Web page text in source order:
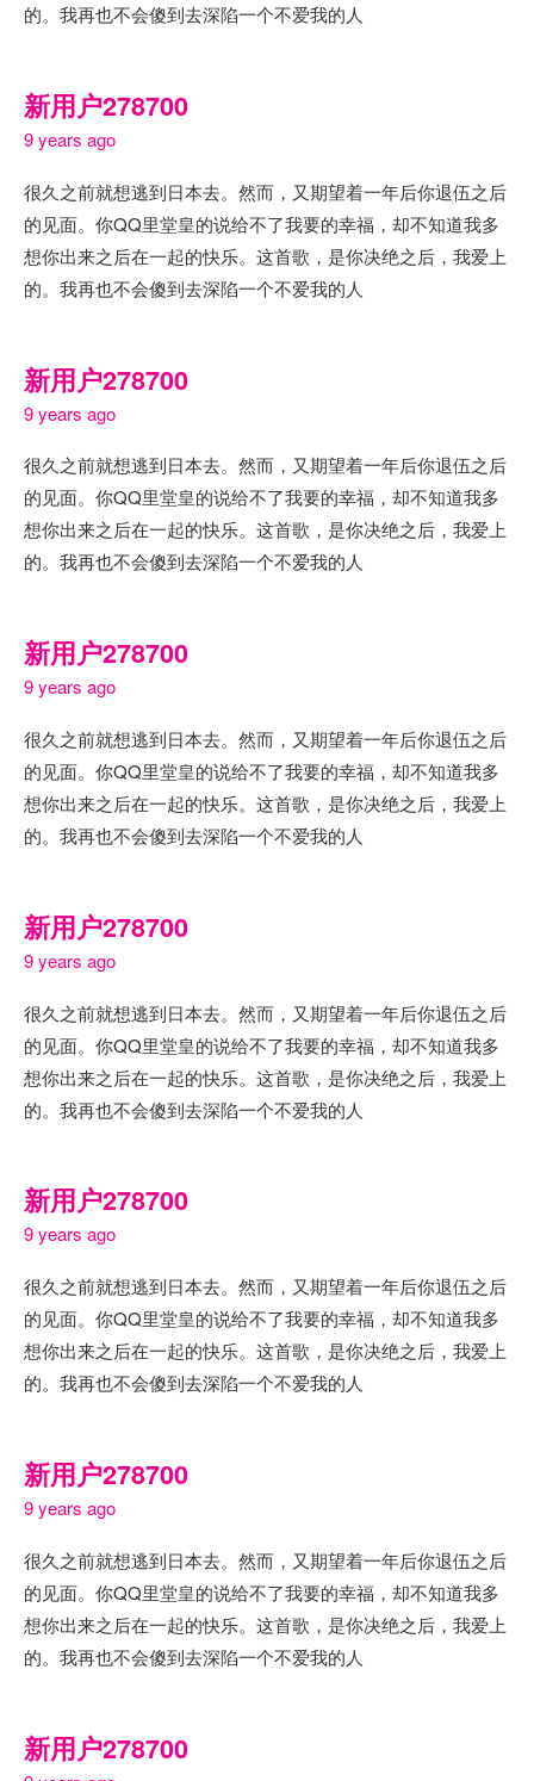
的。我再也不会傻到去深陷一个不爱我的人
新用户278700
9 years ago
很久之前就想逃到日本去。然而，又期望着一年后你退伍之后
的见面。你QQ里堂皇的说给不了我要的幸福，却不知道我多
想你出来之后在一起的快乐。这首歌，是你决绝之后，我爱上
的。我再也不会傻到去深陷一个不爱我的人
新用户278700
9 years ago
很久之前就想逃到日本去。然而，又期望着一年后你退伍之后
的见面。你QQ里堂皇的说给不了我要的幸福，却不知道我多
想你出来之后在一起的快乐。这首歌，是你决绝之后，我爱上
的。我再也不会傻到去深陷一个不爱我的人
新用户278700
9 years ago
很久之前就想逃到日本去。然而，又期望着一年后你退伍之后
的见面。你QQ里堂皇的说给不了我要的幸福，却不知道我多
想你出来之后在一起的快乐。这首歌，是你决绝之后，我爱上
的。我再也不会傻到去深陷一个不爱我的人
新用户278700
9 years ago
很久之前就想逃到日本去。然而，又期望着一年后你退伍之后
的见面。你QQ里堂皇的说给不了我要的幸福，却不知道我多
想你出来之后在一起的快乐。这首歌，是你决绝之后，我爱上
的。我再也不会傻到去深陷一个不爱我的人
新用户278700
9 years ago
很久之前就想逃到日本去。然而，又期望着一年后你退伍之后
的见面。你QQ里堂皇的说给不了我要的幸福，却不知道我多
想你出来之后在一起的快乐。这首歌，是你决绝之后，我爱上
的。我再也不会傻到去深陷一个不爱我的人
新用户278700
9 years ago
很久之前就想逃到日本去。然而，又期望着一年后你退伍之后
的见面。你QQ里堂皇的说给不了我要的幸福，却不知道我多
想你出来之后在一起的快乐。这首歌，是你决绝之后，我爱上
的。我再也不会傻到去深陷一个不爱我的人
新用户278700